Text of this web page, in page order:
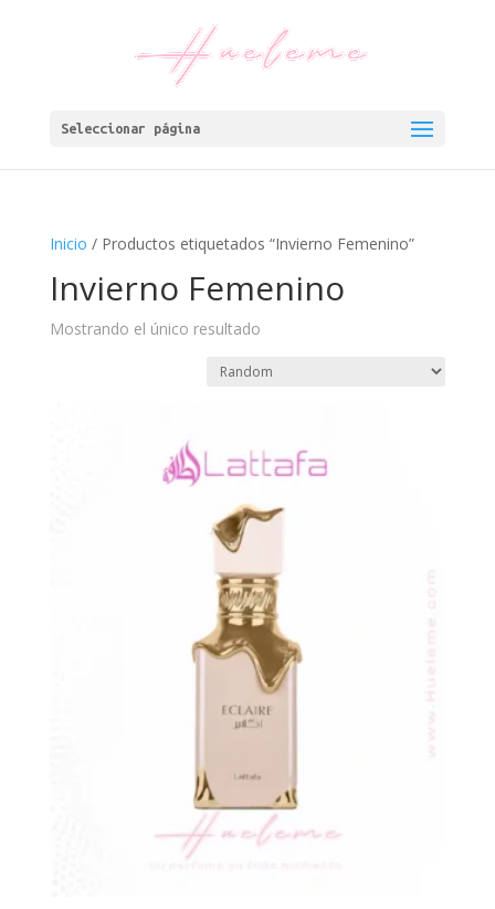
Seleccionar página
Inicio / Productos etiquetados “Invierno Femenino”
Invierno Femenino
Mostrando el único resultado